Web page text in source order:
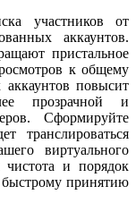
участников от
аккаунтов.
пристальное
к общему
повысит
прозрачной и
Сформируйте
транслироваться
виртуального
чистота и порядок
быстрому принятию